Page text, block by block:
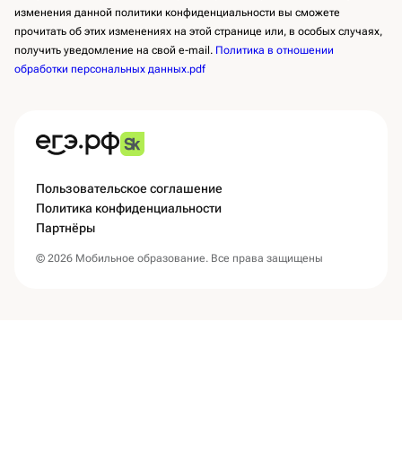
изменения данной политики конфиденциальности вы сможете
прочитать об этих изменениях на этой странице или, в особых случаях,
получить уведомление на свой e-mail. Политика в отношении
обработки персональных данных.pdf
Пользовательское соглашение
Политика конфиденциальности
Партнёры
© 2026 Мобильное образование. Все права защищены